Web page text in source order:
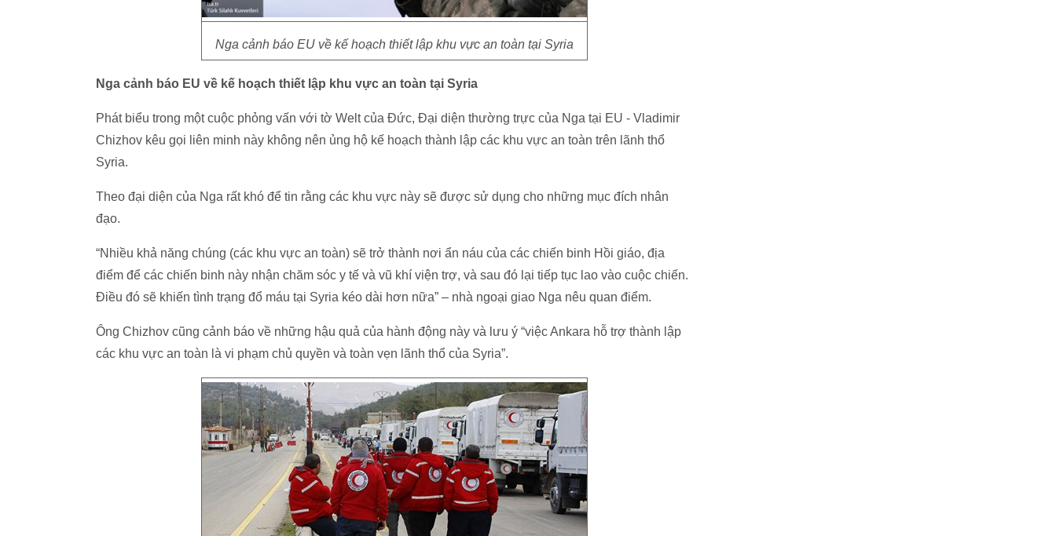
Nga cảnh báo EU về kế hoạch thiết lập khu vực an toàn tại Syria
Nga cảnh báo EU về kế hoạch thiết lập khu vực an toàn tại Syria
Phát biểu trong một cuộc phỏng vấn với tờ Welt của Đức, Đại diện thường trực của Nga tại EU - Vladimir
Chizhov kêu gọi liên minh này không nên ủng hộ kế hoạch thành lập các khu vực an toàn trên lãnh thổ
Syria.
Theo đại diện của Nga rất khó để tin rằng các khu vực này sẽ được sử dụng cho những mục đích nhân
đạo.
“Nhiều khả năng chúng (các khu vực an toàn) sẽ trở thành nơi ẩn náu của các chiến binh Hồi giáo, địa
điểm để các chiến binh này nhận chăm sóc y tế và vũ khí viện trợ, và sau đó lại tiếp tục lao vào cuộc chiến.
Điều đó sẽ khiến tình trạng đổ máu tại Syria kéo dài hơn nữa” – nhà ngoại giao Nga nêu quan điểm.
Ông Chizhov cũng cảnh báo về những hậu quả của hành động này và lưu ý “việc Ankara hỗ trợ thành lập
các khu vực an toàn là vi phạm chủ quyền và toàn vẹn lãnh thổ của Syria”.